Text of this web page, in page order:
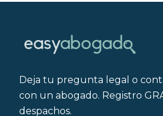
Deja tu pregunta legal o
con un abogado. Registro
despachos.